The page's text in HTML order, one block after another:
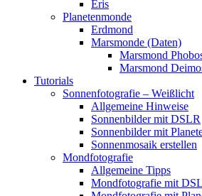
Eris
Planetenmonde
Erdmond
Marsmonde (Daten)
Marsmond
Marsmond
Tutorials
Sonnenfotografie – Weißlicht
Allgemeine Hinweise
Sonnenbilder mit DSLR
Sonnenbilder mit
Sonnenmosaik erstellen
Mondfotografie
Allgemeine Tipps
Mondfotografie mit